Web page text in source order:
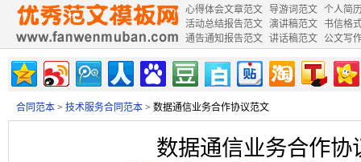
心得体会文章范文 导游词范文 个人简
活动总结报告范文 演讲稿范文 书信格
通告通知报告范文 讲话稿范文 公文写
合同范本 > 技术服务合同范本 > 数据通信业务合作协议范文
数据通信业务合作协